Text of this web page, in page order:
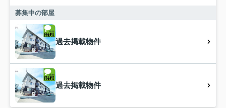
募集中の部屋
過去掲載物件
過去掲載物件